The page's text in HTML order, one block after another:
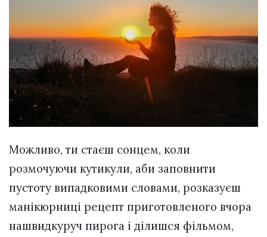
Можливо, ти стаєш сонцем, коли
розмочуючи кутикули, аби заповнити
пустоту випадковими словами, розказуєш
манікюрниці рецепт приготовленого вчора
нашвидкуруч пирога і ділишся фільмом,